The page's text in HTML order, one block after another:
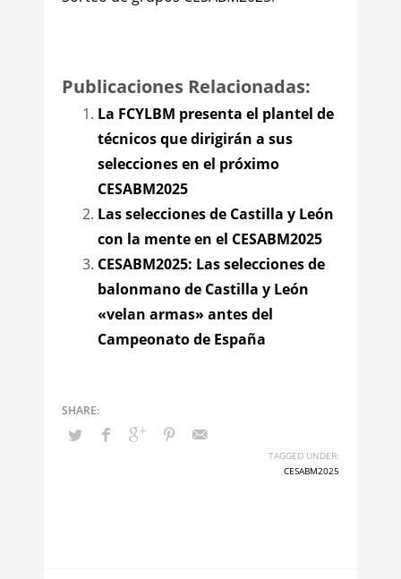
Publicaciones Relacionadas:
La FCYLBM presenta el plantel de
técnicos que dirigirán a sus
selecciones en el próximo
CESABM2025
Las selecciones de Castilla y León
con la mente en el CESABM2025
CESABM2025: Las selecciones de
balonmano de Castilla y León
«velan armas» antes del
Campeonato de España
TAGGED UNDER:
CESABM2025